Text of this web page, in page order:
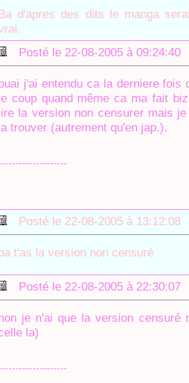
d'apres des dits le manga
Posté le 22-08-2005 à
j'ai entendu ca la derniere fois
coup quand même ca ma fait
la version non censurer mais
trouver (autrement qu'en jap.).
Posté le 22-08-2005 à
t'as la version non censuré
Posté le 22-08-2005 à
je n'ai que la version censuré
la)